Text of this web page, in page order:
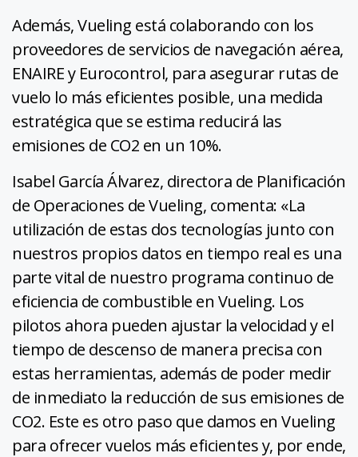
Además, Vueling está colaborando con los
proveedores de servicios de navegación aérea,
ENAIRE y Eurocontrol, para asegurar rutas de
vuelo lo más eficientes posible, una medida
estratégica que se estima reducirá las
emisiones de CO2 en un 10%.
Isabel García Álvarez, directora de Planificación
de Operaciones de Vueling, comenta: «La
utilización de estas dos tecnologías junto con
nuestros propios datos en tiempo real es una
parte vital de nuestro programa continuo de
eficiencia de combustible en Vueling. Los
pilotos ahora pueden ajustar la velocidad y el
tiempo de descenso de manera precisa con
estas herramientas, además de poder medir
de inmediato la reducción de sus emisiones de
CO2. Este es otro paso que damos en Vueling
para ofrecer vuelos más eficientes y, por ende,